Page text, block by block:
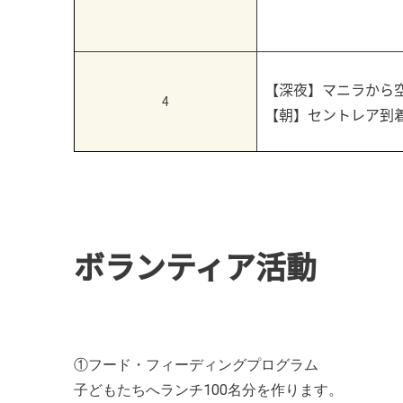
4
【深夜】マニラから
【朝】セントレア到
ボランティア活動
①フード・フィーディングプログラム
子どもたちへランチ100名分を作ります。